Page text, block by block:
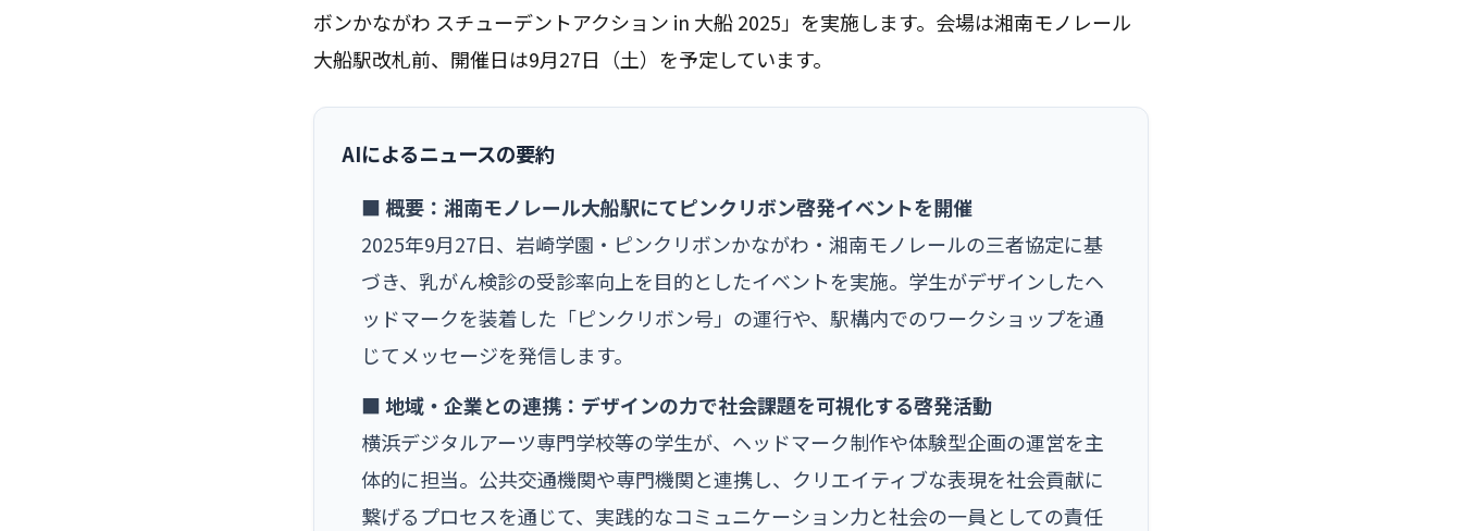
ボンかながわ スチューデントアクション in 大船 2025」を実施します。会場は湘南モノレール
大船駅改札前、開催日は9月27日（土）を予定しています。
AIによるニュースの要約
■ 概要：湘南モノレール大船駅にてピンクリボン啓発イベントを開催
2025年9月27日、岩崎学園・ピンクリボンかながわ・湘南モノレールの三者協定に基
づき、乳がん検診の受診率向上を目的としたイベントを実施。学生がデザインしたヘ
ッドマークを装着した「ピンクリボン号」の運行や、駅構内でのワークショップを通
じてメッセージを発信します。
■ 地域・企業との連携：デザインの力で社会課題を可視化する啓発活動
横浜デジタルアーツ専門学校等の学生が、ヘッドマーク制作や体験型企画の運営を主
体的に担当。公共交通機関や専門機関と連携し、クリエイティブな表現を社会貢献に
繋げるプロセスを通じて、実践的なコミュニケーション力と社会の一員としての責任